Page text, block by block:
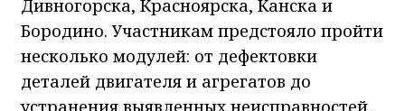
Дивногорска, Красноярска, Канска и
Бородино. Участникам предстояло пройти
несколько модулей: от дефектовки
деталей двигателя и агрегатов до
устранения выявленных неисправностей.